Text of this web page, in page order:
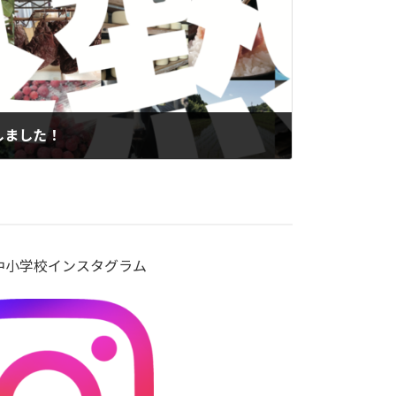
した！
小学校インスタグラム